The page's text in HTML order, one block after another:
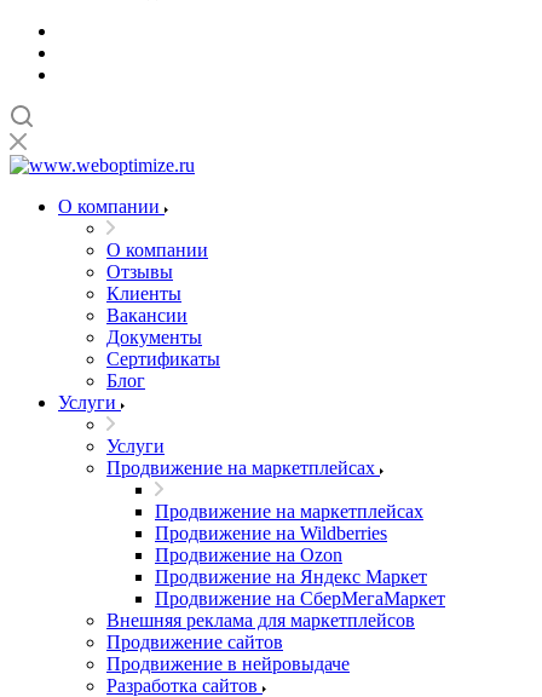
О компании
О компании
Отзывы
Клиенты
Вакансии
Документы
Сертификаты
Блог
Услуги
Услуги
Продвижение на маркетплейсах
Продвижение на маркетплейсах
Продвижение на Wildberries
Продвижение на Ozon
Продвижение на Яндекс Маркет
Продвижение на СберМегаМаркет
Внешняя реклама для маркетплейсов
Продвижение сайтов
Продвижение в нейровыдаче
Разработка сайтов